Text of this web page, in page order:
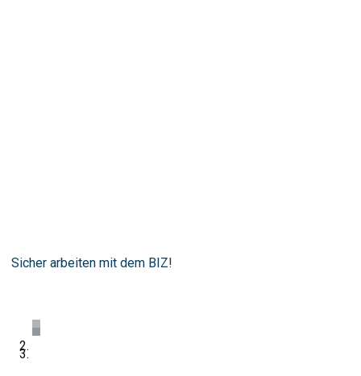
Sicher arbeiten mit dem BIZ!